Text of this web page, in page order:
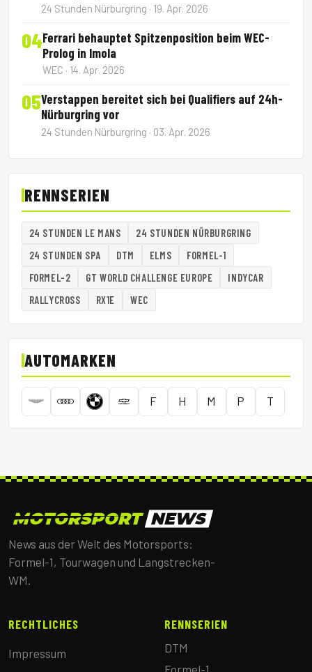
24 Stunden Nürburgring · 19. Apr. 2026
04Ferrari behauptet Spitzenposition beim WEC-
Prolog in Imola
WEC · 14. Apr. 2026
05Verstappen bereitet sich bei Qualifiers auf 24h-
Nürburgring vor
24 Stunden Nürburgring · 03. Apr. 2026
RENNSERIEN
24 STUNDEN LE MANS
24 STUNDEN NÜRBURGRING
24 STUNDEN SPA
DTM ELMS
FORMEL-1
FORMEL-2
GT WORLD CHALLENGE EUROPE
INDYCAR
RALLYCROSS
RX1E WEC
AUTOMARKEN
F H M P T
News aus der Welt des Motorsports:
Formel-1, Tourwagen und Langstrecken-
WM.
RECHTLICHES
Impressum
RENNSERIEN
DTM
Formel-1